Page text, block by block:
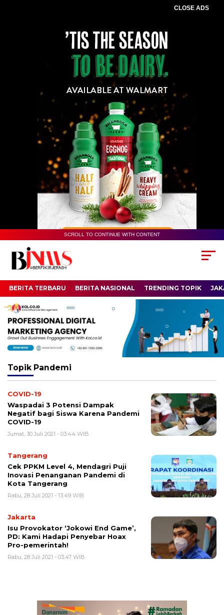
CLOSE ADS
SCROLL TO CONTINUE WITH CONTENT
BERITA TERBARU BERITA NASIONAL TRENDING TOPIK
Topik Pandemi
COVID-19
Waspadai 3 Potensi Dampak
Negatif bagi Siswa Karena Pandemi
COVID-19
Jumat, 30 Juli 2021 - 03:44 WIB
Tangerang
Cek PPKM Level 4, Mendagri Puji
Inovasi Penanganan Pandemi di
Kota Tangerang
Rabu, 28 Juli 2021 - 13:49 WIB
Jakarta
Isu Provokator ‘Jokowi End Game’,
PD: Kami Hadapi Penyebar Hoax
Pro-pemerintah!
Rabu, 28 Juli 2021 - 03:47 WIB